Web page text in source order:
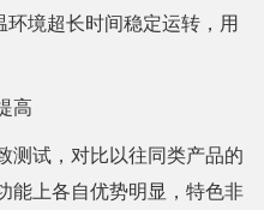
境超长时间稳定运转，用
高
测试，对比以往同类产品的
能上各自优势明显，特色非